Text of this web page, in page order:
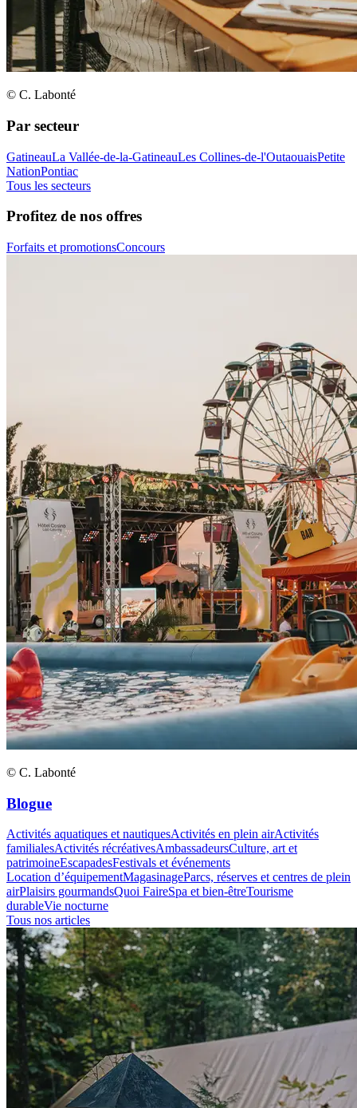
© C. Labonté
Par secteur
GatineauLa Vallée-de-la-GatineauLes Collines-de-l'OutaouaisPetite
NationPontiac
Tous les secteurs
Profitez de nos offres
Forfaits et promotionsConcours
© C. Labonté
Blogue
Activités aquatiques et nautiquesActivités en plein airActivités
familialesActivités récréativesAmbassadeursCulture, art et
patrimoineEscapadesFestivals et événements
Location d’équipementMagasinageParcs, réserves et centres de plein
airPlaisirs gourmandsQuoi FaireSpa et bien-êtreTourisme
durableVie nocturne
Tous nos articles